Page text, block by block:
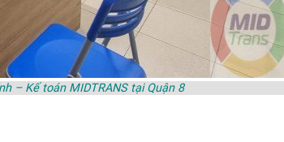
– Kế toán MIDTRANS tại Quận 8